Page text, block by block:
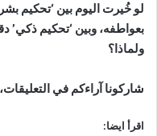
لو خُيرت اليوم بين ‘تحكيم
بعواطفه، وبين ‘تحكيم ذكي’
ولماذا؟
شاركونا آراءكم في
اقرأ ايضا: